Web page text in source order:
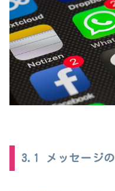
3.1 メッセージ